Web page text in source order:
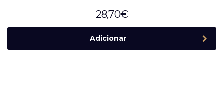
28,70€
Adicionar